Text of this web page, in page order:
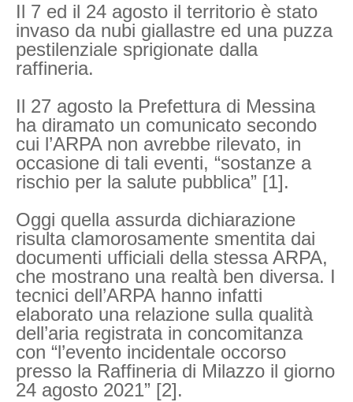
Il 7 ed il 24 agosto il territorio è stato
invaso da nubi giallastre ed una puzza
pestilenziale sprigionate dalla
raffineria.
Il 27 agosto la Prefettura di Messina
ha diramato un comunicato secondo
cui l’ARPA non avrebbe rilevato, in
occasione di tali eventi, “sostanze a
rischio per la salute pubblica” [1].
Oggi quella assurda dichiarazione
risulta clamorosamente smentita dai
documenti ufficiali della stessa ARPA,
che mostrano una realtà ben diversa. I
tecnici dell’ARPA hanno infatti
elaborato una relazione sulla qualità
dell’aria registrata in concomitanza
con “l’evento incidentale occorso
presso la Raffineria di Milazzo il giorno
24 agosto 2021” [2].